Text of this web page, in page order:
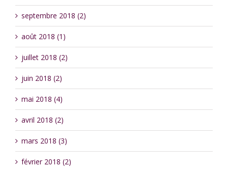
septembre 2018 (2)
août 2018 (1)
juillet 2018 (2)
juin 2018 (2)
mai 2018 (4)
avril 2018 (2)
mars 2018 (3)
février 2018 (2)